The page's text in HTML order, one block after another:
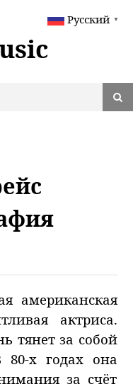
американская
актриса.
тянет за собой
х годах она
за счёт
Русский ▼